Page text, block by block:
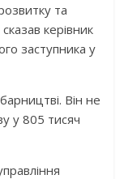
та
керівник
заступника у
Він не
у 805 тисяч